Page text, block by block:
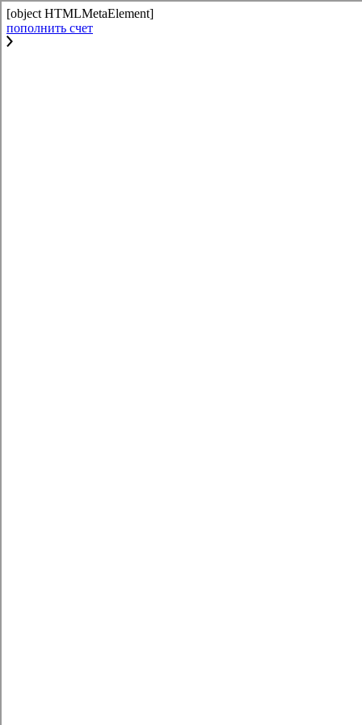
[object HTMLMetaElement]
пополнить счет